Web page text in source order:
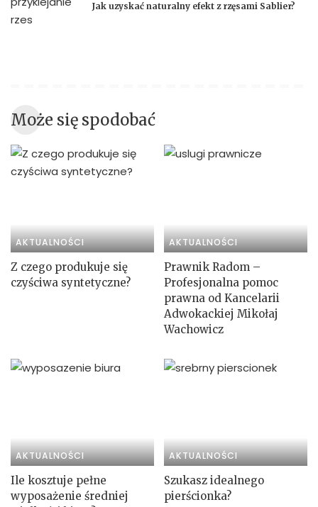
Jak uzyskać naturalny efekt z rzęsami Sablier?
Może się spodobać
AKTUALNOŚCI
Z czego produkuje się
czyściwa syntetyczne?
AKTUALNOŚCI
Prawnik Radom –
Profesjonalna pomoc
prawna od Kancelarii
Adwokackiej Mikołaj
Wachowicz
AKTUALNOŚCI
Ile kosztuje pełne
wyposażenie średniej
AKTUALNOŚCI
Szukasz idealnego
pierścionka?